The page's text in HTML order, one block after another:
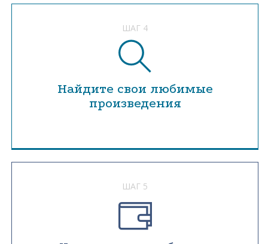
ШАГ 4
Найдите свои любимые
произведения
ШАГ 5